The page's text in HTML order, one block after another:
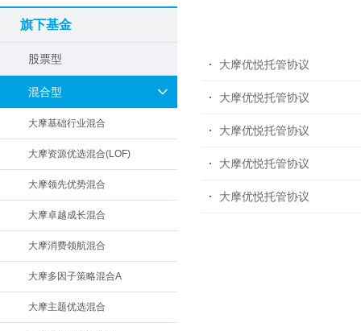
旗下基金
股票型
混合型
大摩基础行业混合
大摩资源优选混合(LOF)
大摩领先优势混合
大摩卓越成长混合
大摩消费领航混合
大摩多因子策略混合A
大摩主题优选混合
大摩优悦托管协议
大摩优悦托管协议
大摩优悦托管协议
大摩优悦托管协议
大摩优悦托管协议